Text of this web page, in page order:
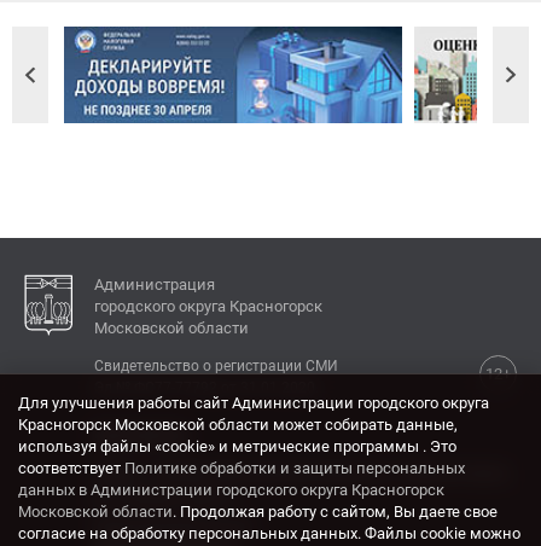
Администрация
городского округа Красногорск
Московской области
12+
Свидетельство о регистрации СМИ
КОНТАКТЫ
Адрес: 143404, Московская область, г. Красногорск,
ул. Ленина, дом 4.
Электронная почта:
Для улучшения работы сайт Администрации городского округа
Красногорск Московской области может собирать данные,
используя файлы «cookie» и метрические программы . Это
соответствует Политике обработки и защиты персональных
данных в Администрации городского округа Красногорск
Московской области. Продолжая работу с сайтом, Вы даете свое
согласие на обработку персональных данных. Файлы cookie можно